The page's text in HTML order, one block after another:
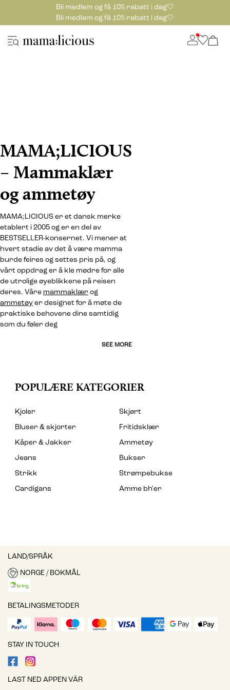
Bli medlem og få 10% rabatt i dag🤍
Bli medlem og få 10% rabatt i dag🤍
MAMA;LICIOUS
– Mammaklær
og ammetøy
MAMA;LICIOUS er et dansk merke
etablert i 2005 og er en del av
BESTSELLER-konsernet. Vi mener at
hvert stadie av det å være mamma
burde feires og settes pris på, og
vårt oppdrag er å kle mødre for alle
de utrolige øyeblikkene på reisen
deres. Våre mammaklær og
ammetøy er designet for å møte de
praktiske behovene dine samtidig
som du føler deg
SEE MORE
POPULÆRE KATEGORIER
Kjoler
Skjørt
Bluser & skjorter
Fritidsklær
Kåper & Jakker
Ammetøy
Jeans
Bukser
Strikk
Strømpebukse
Cardigans
Amme bh'er
LAND/SPRÅK
NORGE / BOKMÅL
BETALINGSMETODER
STAY IN TOUCH
LAST NED APPEN VÄR